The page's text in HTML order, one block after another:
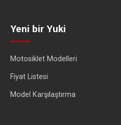
Yeni bir Yuki
Motosiklet Modelleri
Fiyat Listesi
Model Karşılaştırma